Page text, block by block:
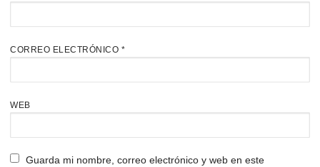
CORREO ELECTRÓNICO *
WEB
Guarda mi nombre, correo electrónico y web en este